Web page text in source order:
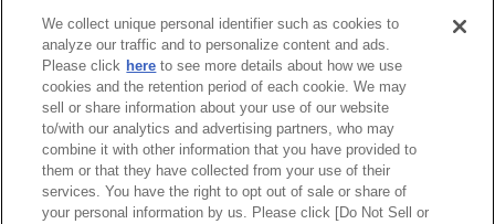
We collect unique personal identifier such as cookies to
analyze our traffic and to personalize content and ads.
Please click here to see more details about how we use
cookies and the retention period of each cookie. We may
sell or share information about your use of our website
to/with our analytics and advertising partners, who may
combine it with other information that you have provided to
them or that they have collected from your use of their
services. You have the right to opt out of sale or share of
your personal information by us. Please click [Do Not Sell or